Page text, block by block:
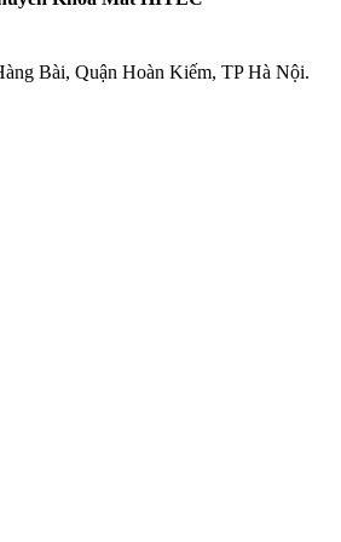
Bài, Quận Hoàn Kiếm, TP Hà Nội.